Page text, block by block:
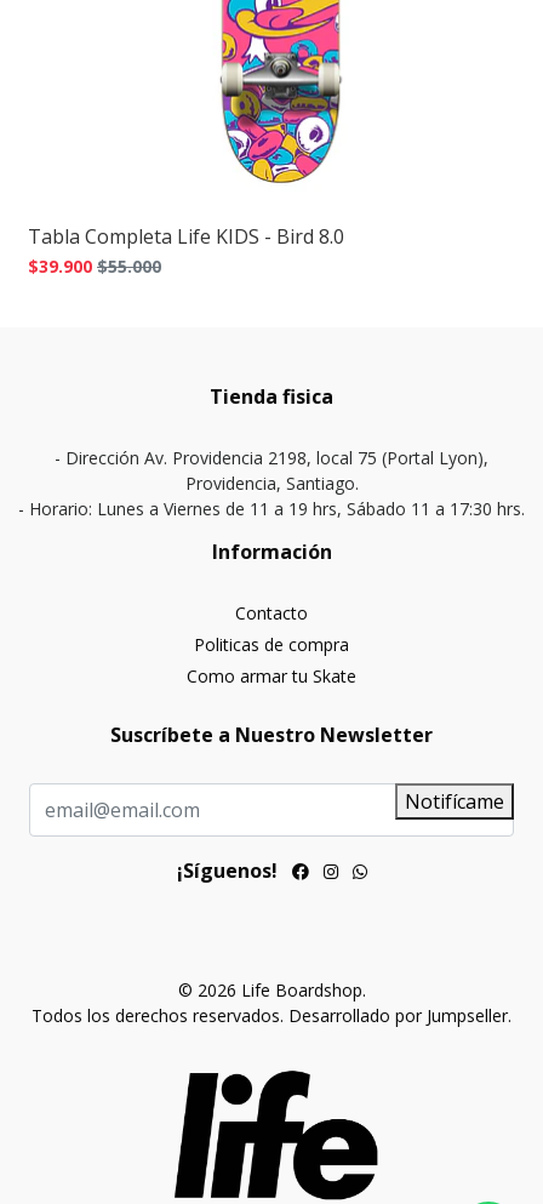
Tabla Completa Life KIDS - Bird 8.0
$39.900 $55.000
Tienda fisica
- Dirección Av. Providencia 2198, local 75 (Portal Lyon),
Providencia, Santiago.
- Horario: Lunes a Viernes de 11 a 19 hrs, Sábado 11 a 17:30 hrs.
Información
Contacto
Politicas de compra
Como armar tu Skate
Suscríbete a Nuestro Newsletter
Notifícame
¡Síguenos!
© 2026 Life Boardshop.
Todos los derechos reservados. Desarrollado por Jumpseller.